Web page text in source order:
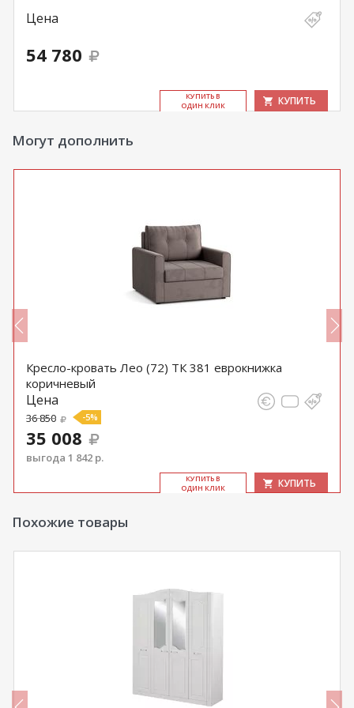
Цена
54 780
КУ­ПИТЬ В
ОДИН КЛИК
КУПИТЬ
Могут дополнить
Кресло-кровать Лео (72) ТК 381 еврокнижка
коричневый
Цена
36 850 -5%
35 008
выгода 1 842 р.
КУ­ПИТЬ В
ОДИН КЛИК
КУПИТЬ
Похожие товары